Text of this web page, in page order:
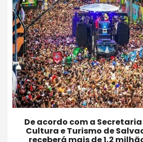
De acordo com a
Cultura e Turismo de
receberá mais de 1,2